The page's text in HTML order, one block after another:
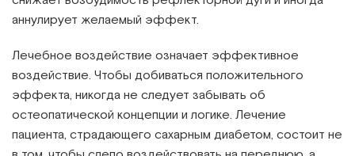
аннулирует желаемый эффект.
Лечебное воздействие означает эффективное
воздействие. Чтобы добиваться положительного
эффекта, никогда не следует забывать об
остеопатической концепции и логике. Лечение
пациента, страдающего сахарным диабетом, состоит не